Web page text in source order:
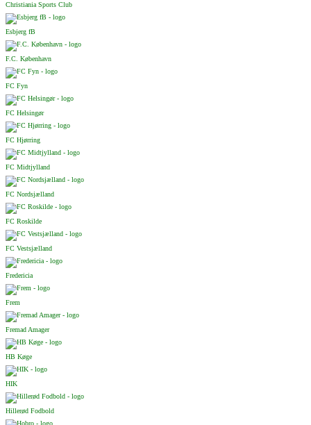
Christiania Sports Club
Esbjerg fB
F.C. København
FC Fyn
FC Helsingør
FC Hjørring
FC Midtjylland
FC Nordsjælland
FC Roskilde
FC Vestsjælland
Fredericia
Frem
Fremad Amager
HB Køge
HIK
Hillerød Fodbold